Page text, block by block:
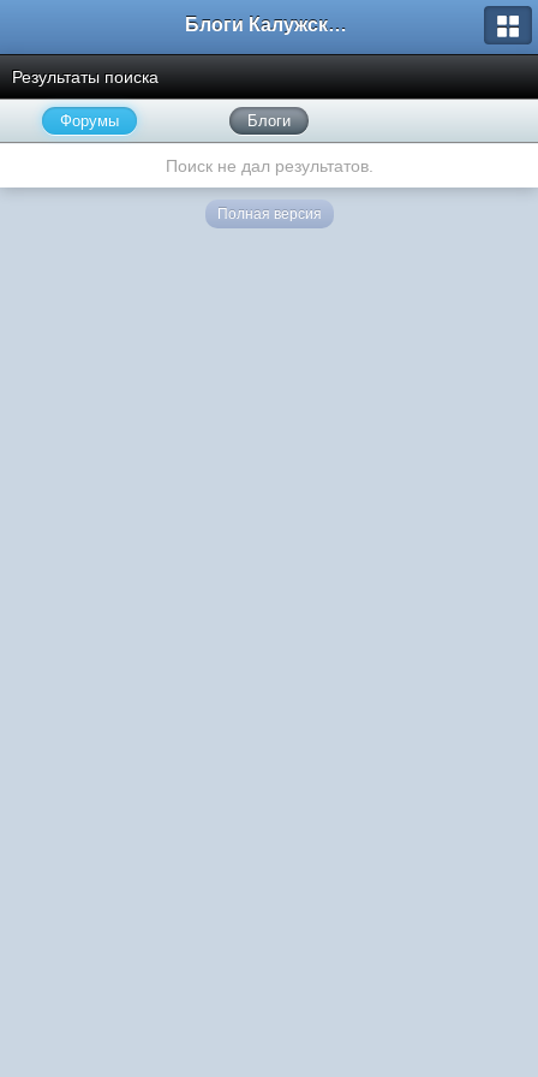
Блоги Калужского перекрестка
Результаты поиска
Форумы Блоги
Поиск не дал результатов.
Полная версия